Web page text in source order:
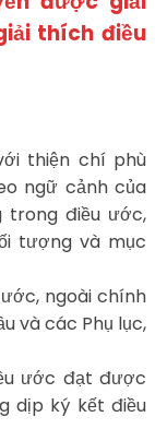
thích điều
thiện chí phù
ngữ cảnh của
trong điều ước,
tượng và mục
ngoài chính
và các Phụ lục,
ước đạt được
dịp ký kết điều